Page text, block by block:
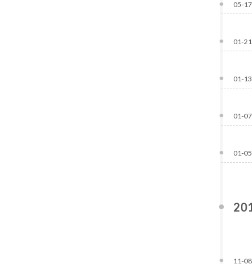
05-17
01-21
01-13
01-07
01-05
11-08